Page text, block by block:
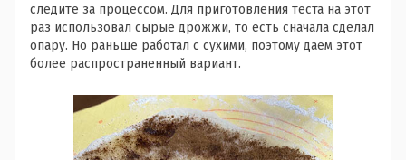
следите за процессом. Для приготовления теста на этот
раз использовал сырые дрожжи, то есть сначала сделал
опару. Но раньше работал с сухими, поэтому даем этот
более распространенный вариант.